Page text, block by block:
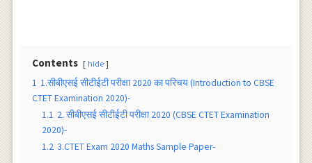
Contents hide
1 1.सीबीएसई सीटीईटी परीक्षा 2020 का परिचय (Introduction to CBSE
CTET Examination 2020)-
1.1 2. सीबीएसई सीटीईटी परीक्षा 2020 (CBSE CTET Examination
2020)-
1.2 3.CTET Exam 2020 Maths Sample Paper-